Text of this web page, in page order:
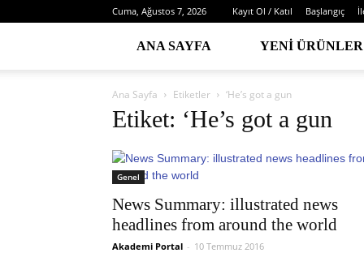
Cuma, Ağustos 7, 2026 Kayıt Ol / Katıl Başlangıç
ANA SAYFA YENI ÜRÜNLER
Ana Sayfa Etiketler ‘He’s got a gun
Etiket: ‘He’s got a gun
Genel
News Summary: illustrated news
headlines from around the world
Akademi Portal - 10 Temmuz 2016